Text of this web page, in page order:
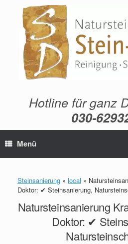
springen
Hotline für ganz
030-
Menü
Steinsanierung » local »
Doktor: ✔ Steinsanierung,
Natursteinsanierung
Doktor: ✔